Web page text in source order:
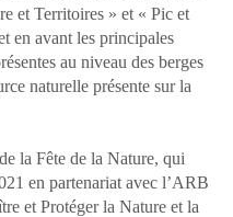
et Territoires » et « Pic et
en avant les principales
au niveau des berges
naturelle présente sur la
la Fête de la Nature, qui
en partenariat avec l’ARB
et Protéger la Nature et la